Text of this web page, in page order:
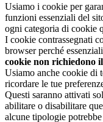
Usiamo i cookie per
funzioni essenziali del
ogni categoria di cookie
I cookie contrassegnati
browser perché
cookie non richiedono
Usiamo anche cookie di
ricordare le tue
Questi saranno attivati
abilitare o disabilitare
alcune tipologie